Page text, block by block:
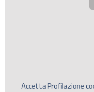
AccettaProfilazione